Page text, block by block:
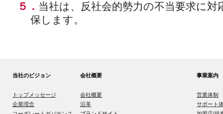
５． 当社は、反社会的勢力の不当要求に
保します。
当社のビジョン
トップメッセージ
企業理念
会社概要
会社概要
沿革
事業案内
営業体制
サポート